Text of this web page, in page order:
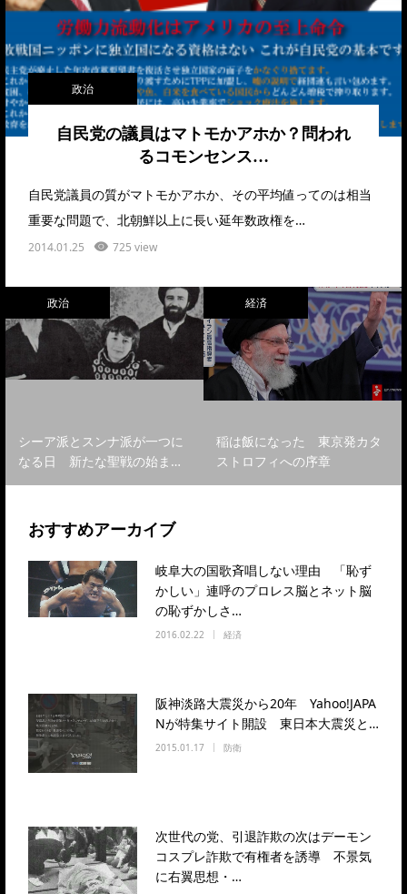
政治
自民党の議員はマトモかアホか？問われ
るコモンセンス…
自民党議員の質がマトモかアホか、その平均値ってのは相当
重要な問題で、北朝鮮以上に長い延年数政権を…
2014.01.25 725 view
政治
シーア派とスンナ派が一つに
なる日 新たな聖戦の始ま…
経済
稲は飯になった 東京発カタ
ストロフィへの序章
おすすめアーカイブ
岐阜大の国歌斉唱しない理由 「恥ず
かしい」連呼のプロレス脳とネット脳
の恥ずかしさ…
2016.02.22 経済
阪神淡路大震災から20年 Yahoo!JAPA
Nが特集サイト開設 東日本大震災と…
2015.01.17 防衛
次世代の党、引退詐欺の次はデーモン
コスプレ詐欺で有権者を誘導 不景気
に右翼思想・…